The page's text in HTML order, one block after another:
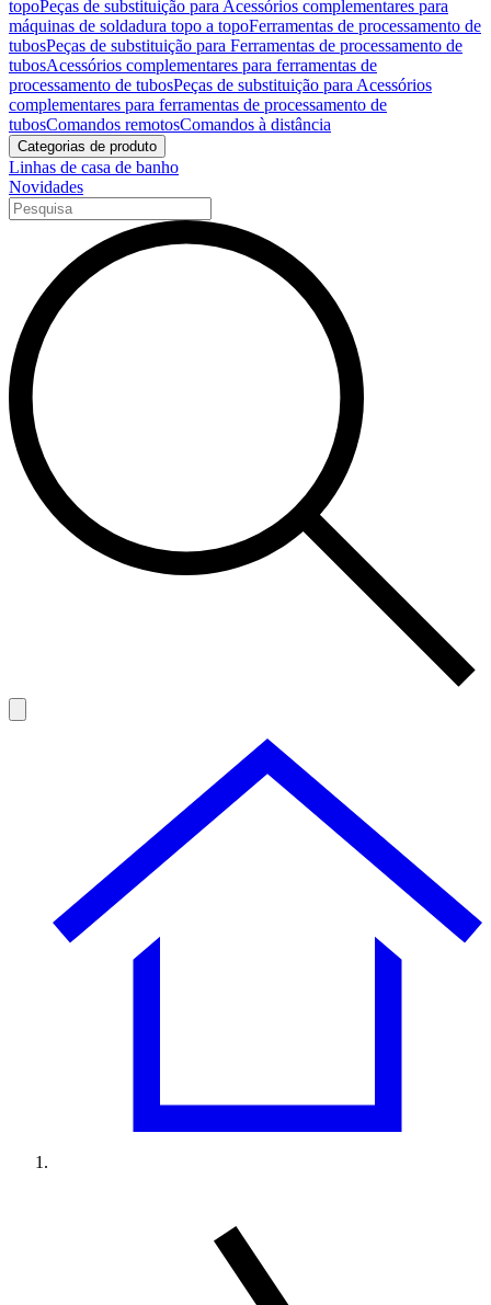
topoPeças de substituição para Acessórios complementares para
máquinas de soldadura topo a topoFerramentas de processamento de
tubosPeças de substituição para Ferramentas de processamento de
tubosAcessórios complementares para ferramentas de
processamento de tubosPeças de substituição para Acessórios
complementares para ferramentas de processamento de
tubosComandos remotosComandos à distância
Categorias de produto
Linhas de casa de banho
Novidades